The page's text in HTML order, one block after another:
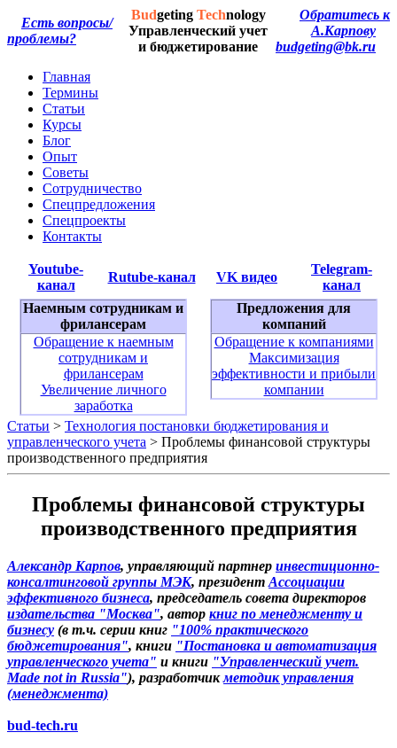
Есть вопросы/
проблемы?
Budgeting Technology
Управленческий учет
и бюджетирование
Обратитесь к
А.Карпову
budgeting@bk.ru
Главная
Термины
Статьи
Курсы
Блог
Опыт
Советы
Сотрудничество
Спецпредложения
Спецпроекты
Контакты
Youtube-
канал
Rutube-канал VK видео
Telegram-
канал
Наемным сотрудникам и
фрилансерам
Обращение к наемным
сотрудникам и
фрилансерам
Увеличение личного
заработка
Предложения для
компаний
Обращение к компаниями
Максимизация
эффективности и прибыли
компании
Статьи > Технология постановки бюджетирования и
управленческого учета > Проблемы финансовой структуры
производственного предприятия
Проблемы финансовой структуры
производственного предприятия
Александр Карпов, управляющий партнер инвестиционно-
консалтинговой группы МЭК, президент Ассоциации
эффективного бизнеса, председатель совета директоров
издательства "Москва", автор книг по менеджменту и
бизнесу (в т.ч. серии книг "100% практического
бюджетирования", книги "Постановка и автоматизация
управленческого учета" и книги "Управленческий учет.
Made not in Russia"), разработчикметодик управления
(менеджмента)
bud-tech.ru